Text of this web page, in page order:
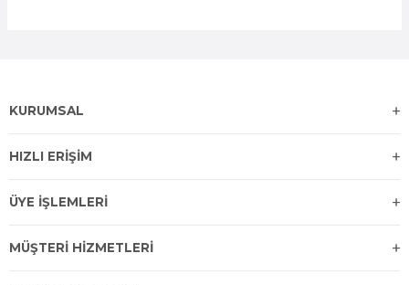
KURUMSAL
HIZLI ERİŞİM
ÜYE İŞLEMLERİ
MÜŞTERİ HİZMETLERİ